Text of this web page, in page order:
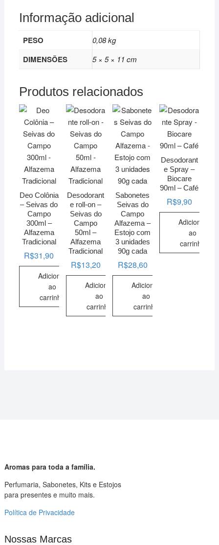
Informação adicional
PESO 0,08 kg
DIMENSÕES 5 × 5 × 11 cm
Produtos relacionados
Deo Colônia
– Seivas do
Campo
300ml –
Alfazema
Tradicional
R$31,90
Adicionar
ao
carrinho
Desodorant
e roll-on –
Seivas do
Campo
50ml –
Alfazema
Tradicional
R$13,20
Adicionar
ao
carrinho
Sabonetes
Seivas do
Campo
Alfazema –
Estojo com
3 unidades
90g cada
R$28,60
Adicionar
ao
carrinho
Desodorant
e Spray –
Biocare
90ml – Café
R$9,90
Adicionar
ao
carrinho
Aromas para toda a família.
Perfumaria, Sabonetes, Kits e Estojos
para presentes e muito mais.
Política de Privacidade
Nossas Marcas